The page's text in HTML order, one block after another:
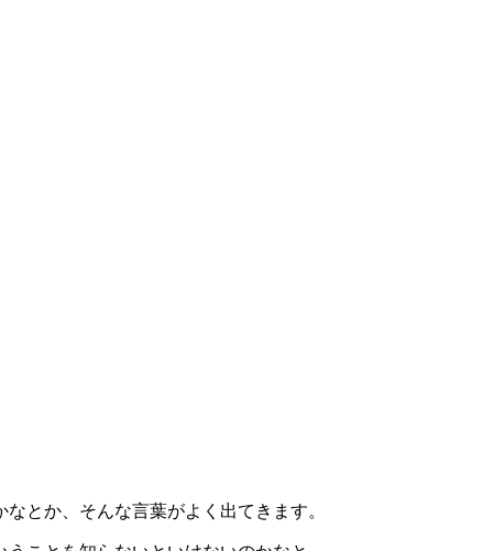
とか、そんな言葉がよく出てきます。